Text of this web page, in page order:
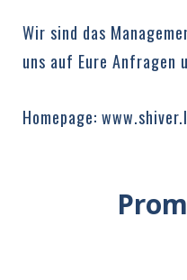
Wir sind das
uns auf Eure Anfragen
Homepage: